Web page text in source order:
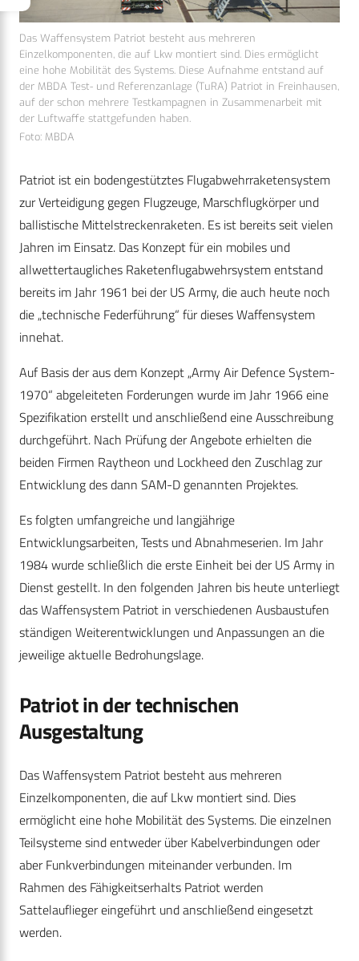
Das Waffensystem Patriot besteht aus mehreren
Einzelkomponenten, die auf Lkw montiert sind. Dies ermöglicht
eine hohe Mobilität des Systems. Diese Aufnahme entstand auf
der MBDA Test- und Referenzanlage (TuRA) Patriot in Freinhausen,
auf der schon mehrere Testkampagnen in Zusammenarbeit mit
der Luftwaffe stattgefunden haben.
Foto: MBDA
Patriot ist ein bodengestütztes Flugabwehrraketensystem
zur Verteidigung gegen Flugzeuge, Marschflugkörper und
ballistische Mittelstreckenraketen. Es ist bereits seit vielen
Jahren im Einsatz. Das Konzept für ein mobiles und
allwettertaugliches Raketenflugabwehrsystem entstand
bereits im Jahr 1961 bei der US Army, die auch heute noch
die „technische Federführung“ für dieses Waffensystem
innehat.
Auf Basis der aus dem Konzept „Army Air Defence System-
1970“ abgeleiteten Forderungen wurde im Jahr 1966 eine
Spezifikation erstellt und anschließend eine Ausschreibung
durchgeführt. Nach Prüfung der Angebote erhielten die
beiden Firmen Raytheon und Lockheed den Zuschlag zur
Entwicklung des dann SAM-D genannten Projektes.
Es folgten umfangreiche und langjährige
Entwicklungsarbeiten, Tests und Abnahmeserien. Im Jahr
1984 wurde schließlich die erste Einheit bei der US Army in
Dienst gestellt. In den folgenden Jahren bis heute unterliegt
das Waffensystem Patriot in verschiedenen Ausbaustufen
ständigen Weiterentwicklungen und Anpassungen an die
jeweilige aktuelle Bedrohungslage.
Patriot in der technischen
Ausgestaltung
Das Waffensystem Patriot besteht aus mehreren
Einzelkomponenten, die auf Lkw montiert sind. Dies
ermöglicht eine hohe Mobilität des Systems. Die einzelnen
Teilsysteme sind entweder über Kabelverbindungen oder
aber Funkverbindungen miteinander verbunden. Im
Rahmen des Fähigkeitserhalts Patriot werden
Sattelauflieger eingeführt und anschließend eingesetzt
werden.